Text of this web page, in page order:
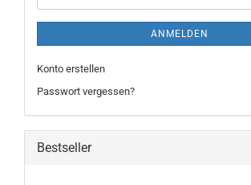
ANMELDEN
Konto erstellen
Passwort vergessen?
Bestseller